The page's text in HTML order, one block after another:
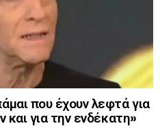
που έχουν λεφτά για
και για την ενδέκατη»